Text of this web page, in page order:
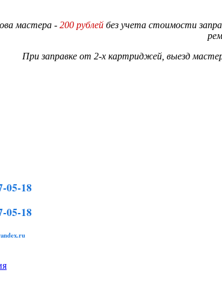
мастера - 200 рублей без учета стоимости
При заправке от 2-х картриджей, выезд
05-18
05-18